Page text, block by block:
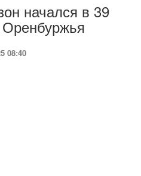
начался в 39
08:40